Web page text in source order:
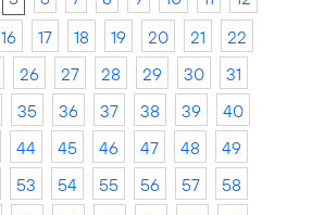
16 17 18 19 20 21
22
26 27 28 29 30
31
35 36 37 38 39
40
44 45 46 47 48
49
53 54 55 56 57
58